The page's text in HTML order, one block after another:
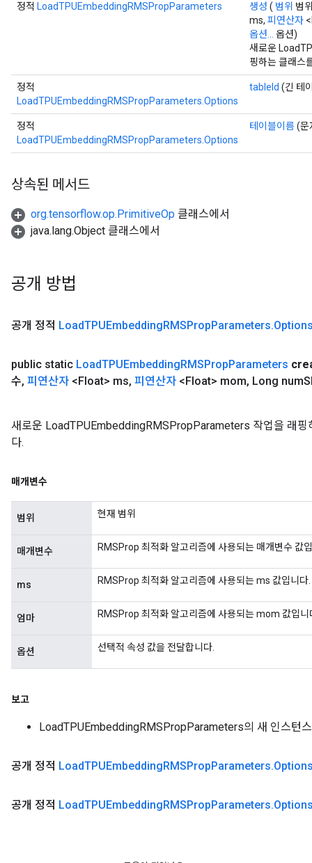
정적 LoadTPUEmbeddingRMSPropParameters 생성 ( 범위 범
ms, 피연산자
옵션...
옵션)
새로운
핑하는 클래스
정적
LoadTPUEmbeddingRMSPropParameters.Options
tableId (긴 테
정적
LoadTPUEmbeddingRMSPropParameters.Options
테이블이름(문
상속된 메서드
org.tensorflow.op.PrimitiveOp 클래스에서
java.lang.Object 클래스에서
공개 방법
공개 정적 LoadTPUEmbeddingRMSPropParameters.
public static LoadTPUEmbeddingRMSPropParameters
수, 피연산자 <Float> ms, 피연산자 <Float> mom, Long num
새로운 LoadTPUEmbeddingRMSPropParameters 작업을 래핑
다.
매개변수
범위 현재 범위
매개변수 RMSProp 최적화 알고리즘에 사용되는 매개변수 값
ms RMSProp 최적화 알고리즘에 사용되는 ms 값입니다.
엄마 RMSProp 최적화 알고리즘에 사용되는 mom 값입니
옵션 선택적 속성 값을 전달합니다.
보고
LoadTPUEmbeddingRMSPropParameters의 새 인스턴스
공개 정적 LoadTPUEmbeddingRMSPropParameters.
공개 정적 LoadTPUEmbeddingRMSPropParameters.